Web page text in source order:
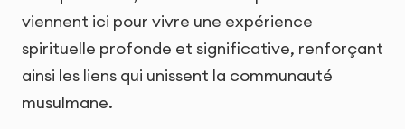
viennent ici pour vivre une expérience
spirituelle profonde et significative, renforçant
ainsi les liens qui unissent la communauté
musulmane.